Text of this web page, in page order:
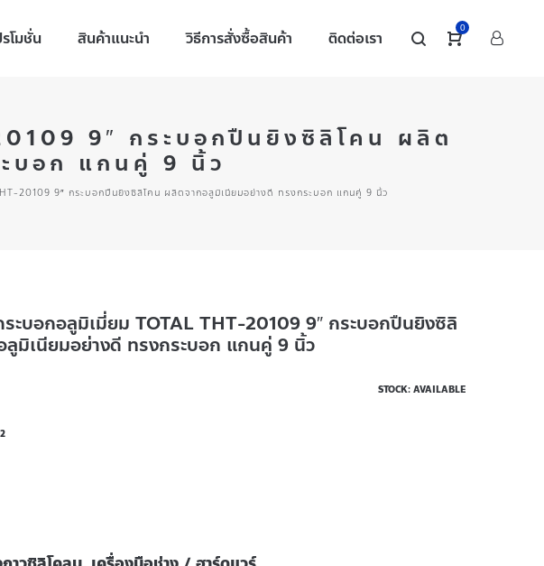
รโมชั่น สินค้าแนะนำ วิธีการสั่งซื้อสินค้า ติดต่อเรา 0
9″ กระบอกปืนยิงซิลิโคน ผลิต
บอก แกนคู่ 9 นิ้ว
20109 9″ กระบอกปืนยิงซิลิโคน ผลิตจากอลูมิเนียมอย่างดี ทรงกระบอก แกนคู่ 9 นิ้ว
ะบอกอลูมิเมี่ยม TOTAL THT-20109 9″ กระบอกปืนยิงซิลิ
ลูมิเนียมอย่างดี ทรงกระบอก แกนคู่ 9 นิ้ว
STOCK: AVAILABLE